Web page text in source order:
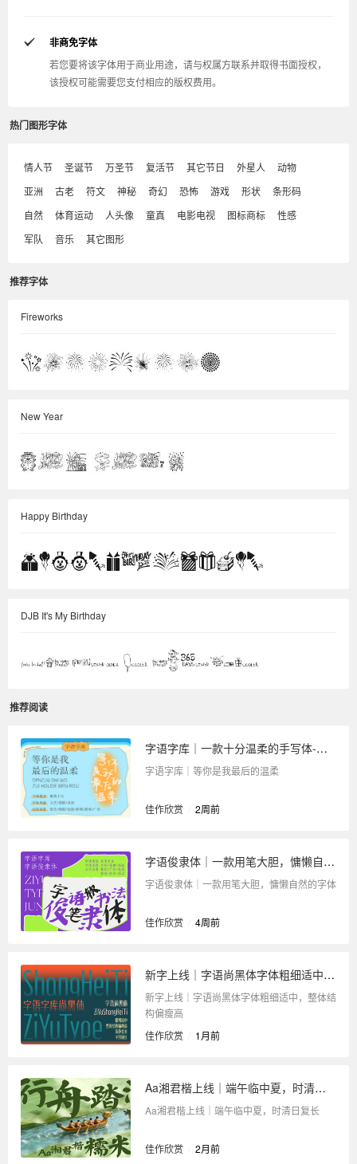
非商免字体
若您要将该字体用于商业用途，请与权属方联系并取得书面授权，
该授权可能需要您支付相应的版权费用。
热门图形字体
情人节 圣诞节 万圣节 复活节 其它节日 外星人
动物
亚洲
古老 符文 神秘 奇幻 恐怖 游戏 形状
条形码
自然
体育运动 人头像 童真 电影电视 图标商标
性感
军队
音乐 其它图形
推荐字体
Fireworks
New Year
Happy Birthday
DJB It's My Birthday
推荐阅读
字语字库｜一款十分温柔的手写体-等你是我最后的温柔
字语字库｜等你是我最后的温柔
佳作欣赏 2周前
字语俊隶体｜一款用笔大胆，慵懒自然的字体
字语俊隶体｜一款用笔大胆，慵懒自然的字体
佳作欣赏 4周前
新字上线｜字语尚黑体字体粗细适中，整体结构偏瘦高
新字上线｜字语尚黑体字体粗细适中，整体结
构偏瘦高
佳作欣赏
1月前
Aa湘君楷上线｜端午临中夏，时清日复长
Aa湘君楷上线｜端午临中夏，时清日复长
佳作欣赏 2月前